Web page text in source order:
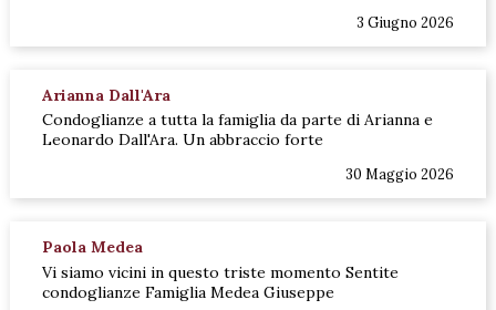
3 Giugno 2026
Arianna Dall'Ara
Condoglianze a tutta la famiglia da parte di Arianna e
Leonardo Dall'Ara. Un abbraccio forte
30 Maggio 2026
Paola Medea
Vi siamo vicini in questo triste momento Sentite
condoglianze Famiglia Medea Giuseppe